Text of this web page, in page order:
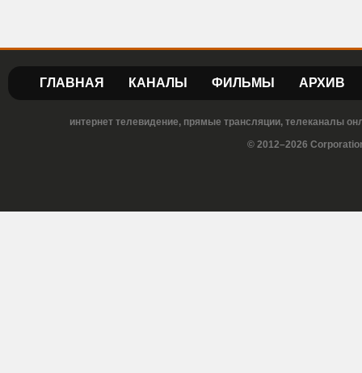
ГЛАВНАЯ КАНАЛЫ ФИЛЬМЫ АРХИВ
интернет телевидение, прямые трансляции, телеканалы
© 2012–2026